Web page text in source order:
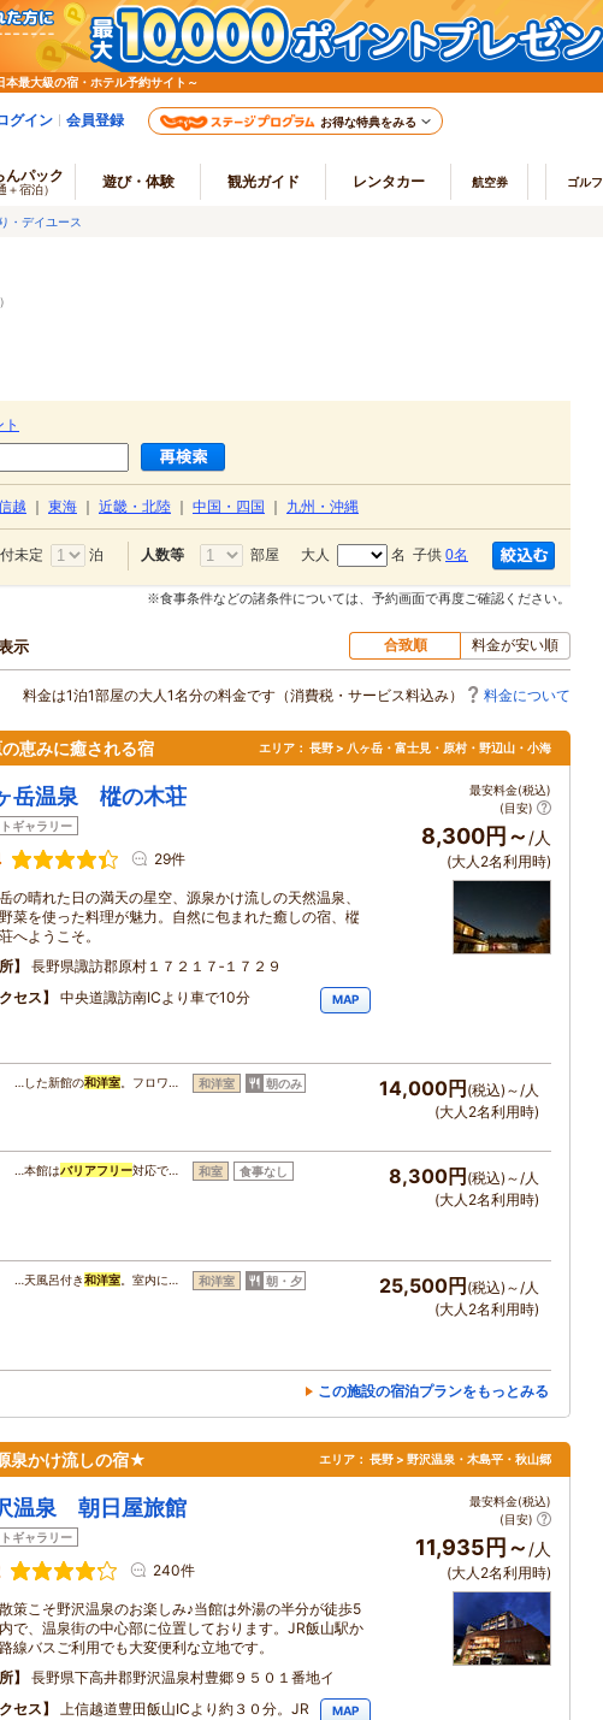
最大級の宿・ホテル予約サイト～
グイン 会員登録 お得な特典をみる
んパック
＋宿泊） 遊び・体験 観光ガイド レンタカー 航空券 ゴルフ
・デイユース
）
越 東海 近畿・北陸 中国・四国 九州・沖縄
未定 泊 人数等 部屋 大人 名 子供 0名
※食事条件などの諸条件については、予約画面で再度ご確認ください。
示 合致順 料金が安い順
料金は1泊1部屋の大人1名分の料金です（消費税・サービス料込み） 料金について
恵みに癒される宿 エリア： 長野 > 八ヶ岳・富士見・原村・野辺山・小海
岳温泉 樅の木荘
ギャラリー
29件
の晴れた日の満天の星空、源泉かけ流しの天然温泉、
菜を使った料理が魅力。自然に包まれた癒しの宿、樅
へようこそ。
長野県諏訪郡原村１７２１７‐１７２９
セス
中央道諏訪南ICより車で10分 MAP
最安料金(税込)
(目安)
8,300円～ /人
(大人2名利用時)
…した新館の和洋室 。フロワ… 和洋室 朝のみ 14,000円 (税込)～/人
(大人2名利用時)
…本館はバリアフリー対応で… 和室 食事なし 8,300円 (税込)～/人
(大人2名利用時)
…天風呂付き和洋室 。室内に… 和洋室 朝・夕 25,500円 (税込)～/人
(大人2名利用時)
この施設の宿泊プランをもっとみる
泉かけ流しの宿★ エリア： 長野 > 野沢温泉・木島平・秋山郷
温泉 朝日屋旅館
ギャラリー
240件
策こそ野沢温泉のお楽しみ♪当館は外湯の半分が徒歩5
で、温泉街の中心部に位置しております。JR飯山駅か
線バスご利用でも大変便利な立地です。
長野県下高井郡野沢温泉村豊郷９５０１番地イ
セス
上信越道豊田飯山ICより約３０分。JR
MAP
最安料金(税込)
(目安)
11,935円～ /人
(大人2名利用時)